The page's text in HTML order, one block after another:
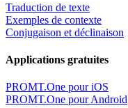
Traduction de texte
Exemples de contexte
Conjugaison et déclinaison
Applications gratuites
PROMT.One pour iOS
PROMT.One pour Android